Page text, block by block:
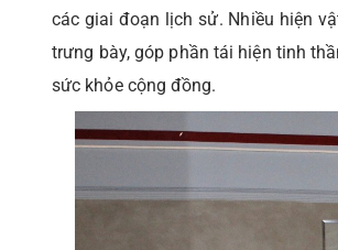
các giai đoạn lịch sử. Nhiều hiện
trưng bày, góp phần tái hiện tinh
sức khỏe cộng đồng.